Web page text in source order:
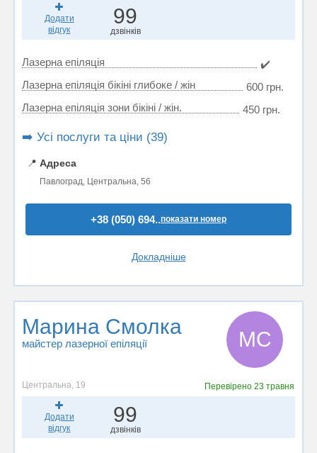
Додати
відгук
99
дзвінків
Лазерна епіляція
✔️
Лазерна епіляція бікіні глибоке / жін
600 грн.
Лазерна епіляція зони бікіні / жін.
450 грн.
➡️ Усі послуги та ціни (39)
📍 Адреса
Павлоград, Центральна, 56
+38 (050) 694..показати номер
Докладніше
Марина Смолка
майстер лазерної епіляції МС
Центральна, 19 Перевірено23 травня
Додати
відгук
99
дзвінків